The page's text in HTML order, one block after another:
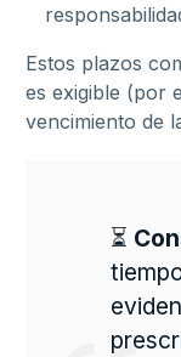
Estos plazos
es exigible (por
vencimiento de
⏳